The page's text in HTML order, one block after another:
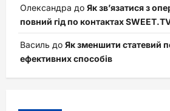
Олександра до Як зв’язатися з
повний гід по контактах
Василь до Як зменшити статевий
ефективних способів